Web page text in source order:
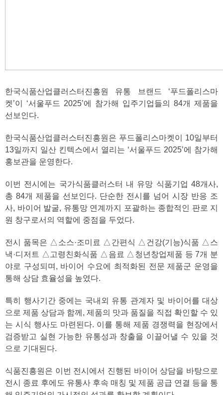
한국식품산업클러스터진흥원 유통 브랜드 ‘푸드폴리스마
켓’이 ‘서울푸드 2025’에 참가해 입주기업들의 84개 제품을
선보인다.
한국식품산업클러스터진흥원은 푸드폴리스마켓이 10일부터
13일까지 일산 킨텍스에서 열리는 ‘서울푸드 2025’에 참가해
홍보관을 운영한다.
이번 전시에는 국가식품클러스터 내 유망 식품기업 48개사,
총 84개 제품을 선보인다. 단순한 전시를 넘어 시장 반응 조
사, 바이어 발굴, 유통망 연계까지 포괄하는 종합적인 판로 지
원 창구로서의 역할에 중점을 두었다.
전시 품목은 △소스·조미료 △간편식 △건강(기능)식품 △스
낵·디저트 △고령친화식품 △음료 △청년창업제품 등 7개 분
야로 구성되며, 바이어 수요에 최적화된 전문 제품군 운영을
통해 상담 효율성을 높였다.
특히 행사기간 중에는 국내외 유통 관계자 및 바이어를 대상
으로 제품 상담과 함께, 제품의 맛과 품질을 직접 확인할 수 있
는 시식 행사도 마련된다. 이를 통해 제품 경쟁력을 현장에서
검증받고 실현 가능한 유통성과 창출을 이끌어낼 수 있을 것
으로 기대된다.
식품진흥원은 이번 전시에서 진행된 바이어 상담을 바탕으로
전시 종료 후에도 유통사 후속 매칭 및 제품 공급 연결 등을 통